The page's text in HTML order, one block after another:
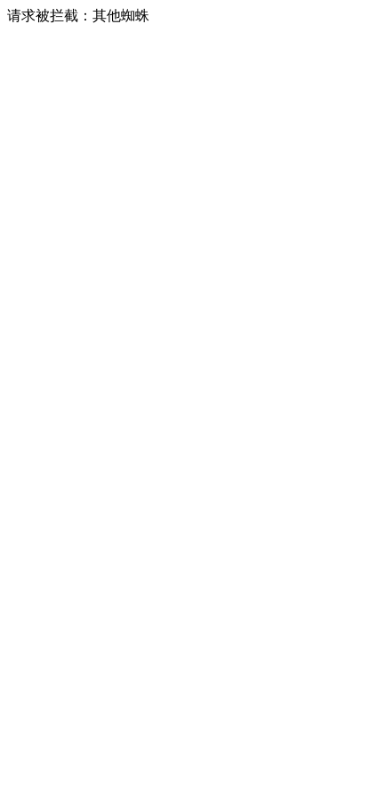
请求被拦截：其他蜘蛛